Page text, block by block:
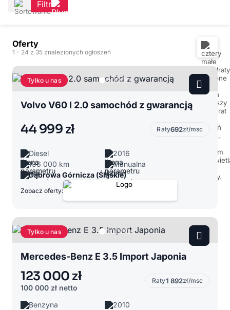
Filtr
Oferty
1 - 24 z 35 znalezionych ogłoszeń
Tylko u nas
Volvo V60 I 2.0 samochód z gwarancją
44 999 zł Raty692zł/msc
Diesel
2016
196 000 km
Manualna
Dąbrowa Górnicza (Śląskie)
Zobacz oferty:
Tylko u nas
Mercedes-Benz E 3.5 Import Japonia
123 000 zł
100 000 zł netto
Raty1 892zł/msc
Benzyna
2010